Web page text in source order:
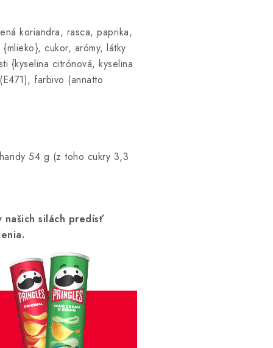
koriandra, rasca, paprika,
cukor, arómy, látky
{kyselina citrónová, kyselina
farbivo (annatto
54 g (z toho cukry 3,3
silách predísť